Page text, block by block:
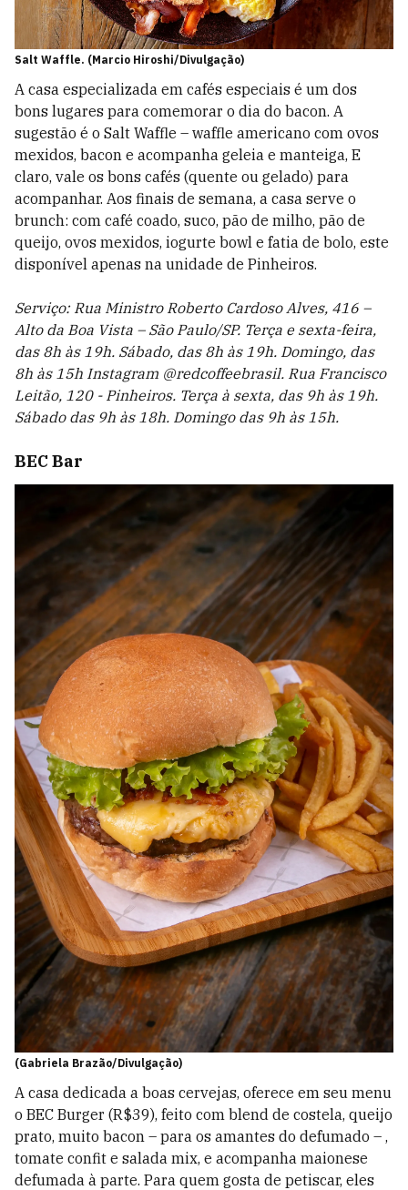
Salt Waffle. (Marcio Hiroshi/Divulgação)
A casa especializada em cafés especiais é um dos
bons lugares para comemorar o dia do bacon. A
sugestão é o Salt Waffle – waffle americano com ovos
mexidos, bacon e acompanha geleia e manteiga, E
claro, vale os bons cafés (quente ou gelado) para
acompanhar. Aos finais de semana, a casa serve o
brunch: com café coado, suco, pão de milho, pão de
queijo, ovos mexidos, iogurte bowl e fatia de bolo, este
disponível apenas na unidade de Pinheiros.
Serviço: Rua Ministro Roberto Cardoso Alves, 416 –
Alto da Boa Vista – São Paulo/SP. Terça e sexta-feira,
das 8h às 19h. Sábado, das 8h às 19h. Domingo, das
8h às 15h Instagram @redcoffeebrasil. Rua Francisco
Leitão, 120 - Pinheiros. Terça à sexta, das 9h às 19h.
Sábado das 9h às 18h. Domingo das 9h às 15h.
BEC Bar
(Gabriela Brazão/Divulgação)
A casa dedicada a boas cervejas, oferece em seu menu
o BEC Burger (R$39), feito com blend de costela, queijo
prato, muito bacon – para os amantes do defumado – ,
tomate confit e salada mix, e acompanha maionese
defumada à parte. Para quem gosta de petiscar, eles